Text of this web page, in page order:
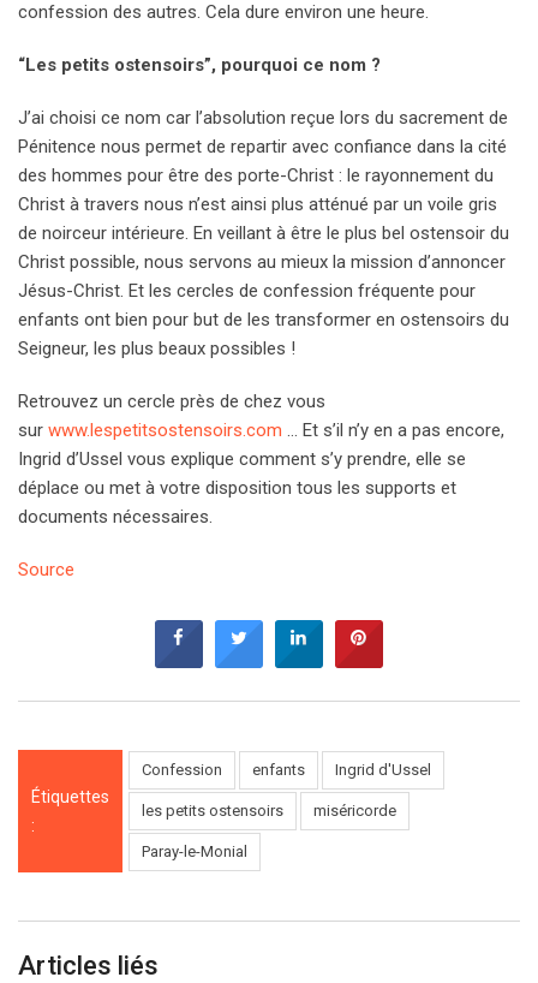
confession des autres. Cela dure environ une heure.
“Les petits ostensoirs”, pourquoi ce nom ?
J’ai choisi ce nom car l’absolution reçue lors du sacrement de
Pénitence nous permet de repartir avec confiance dans la cité
des hommes pour être des porte-Christ : le rayonnement du
Christ à travers nous n’est ainsi plus atténué par un voile gris
de noirceur intérieure. En veillant à être le plus bel ostensoir du
Christ possible, nous servons au mieux la mission d’annoncer
Jésus-Christ. Et les cercles de confession fréquente pour
enfants ont bien pour but de les transformer en ostensoirs du
Seigneur, les plus beaux possibles !
Retrouvez un cercle près de chez vous
sur www.lespetitsostensoirs.com … Et s’il n’y en a pas encore,
Ingrid d’Ussel vous explique comment s’y prendre, elle se
déplace ou met à votre disposition tous les supports et
documents nécessaires.
Source
Étiquettes
:
Confession enfants Ingrid d'Ussel
les petits ostensoirs miséricorde
Paray-le-Monial
Articles liés